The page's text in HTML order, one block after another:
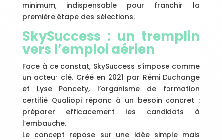
minimum, indispensable pour franchir la
première étape des sélections.
SkySuccess : un tremplin
vers l’emploi aérien
Face à ce constat, SkySuccess s’impose comme
un acteur clé. Créé en 2021 par Rémi Duchange
et Lyse Poncety, l’organisme de formation
certifié Qualiopi répond à un besoin concret :
préparer efficacement les candidats à
l’embauche.
Le concept repose sur une idée simple mais